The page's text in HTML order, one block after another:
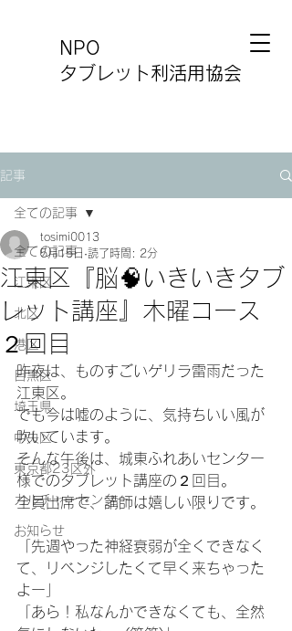
NPO
タブレット利活用協会
記事
全ての記事
江東区
北区
港区
目黒区
埼玉県
中央区
東京都23区外
カルチャーセンター
お知らせ
全ての記事
江東区『脳🧠いきいきタブ
レット講座』木曜コース
２回目
tosimi0013
5月15日 読了時間: 2分
昨夜は、ものすごいゲリラ雷雨だった
江東区。
でも今は嘘のように、気持ちいい風が
吹いています。
そんな午後は、城東ふれあいセンター
様でのタブレット講座の２回目。
全員出席で、講師は嬉しい限りです。
「先週やった神経衰弱が全くできなく
て、リベンジしたくて早く来ちゃった
よー」
「あら！私なんかできなくても、全然